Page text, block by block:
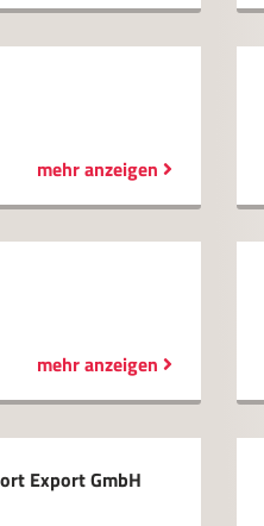
mehr anzeigen
mehr anzeigen
Export GmbH